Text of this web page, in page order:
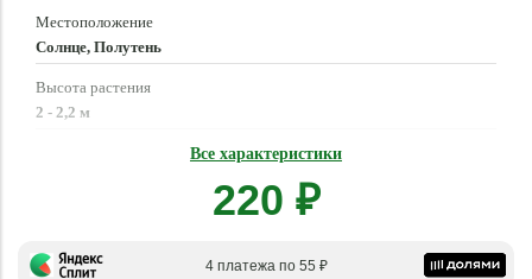
Местоположение
Солнце, Полутень
Высота растения
2 - 2,2 м
Все характеристики
220 ₽
4 платежа по 55 ₽